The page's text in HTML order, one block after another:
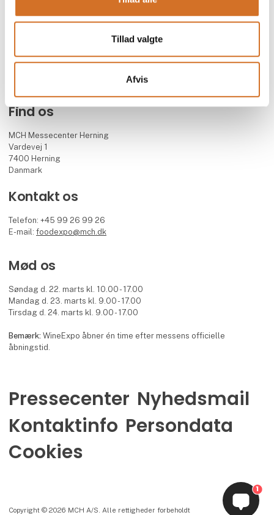
Tillad valgte
Afvis
restaurant og detail, og har eksisteret siden 2004.
FacebookInstagramLinkedInYouTube
Find os
MCH Messecenter Herning
Vardevej 1
7400 Herning
Danmark
Kontakt os
Telefon: +45 99 26 99 26
E-mail:foodexpo@mch.dk
Mød os
Søndag d. 22. marts kl. 10.00 - 17.00
Mandag d. 23. marts kl. 9.00 - 17.00
Tirsdag d. 24. marts kl. 9.00 - 17.00
Bemærk:WineExpo åbner én time efter messens officielle
åbningstid.
Pressecenter Nyhedsmail
Kontaktinfo Persondata
Cookies
Copyright © 2026 MCH A/S. Alle rettigheder forbeholdt
1